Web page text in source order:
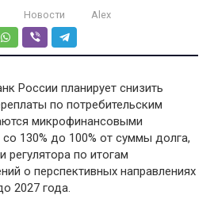
Новости Alex
России планирует снизить
по потребительским
микрофинансовыми
130% до 100% от суммы долга,
регулятора по итогам
о перспективных направлениях
2027 года.